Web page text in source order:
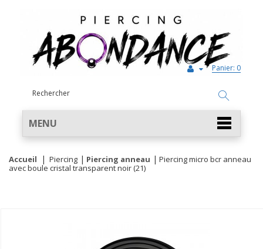
Panier: 0
MENU
Accueil Piercing Piercing anneau
Piercing micro bcr anneau
avec boule cristal transparent noir (21)